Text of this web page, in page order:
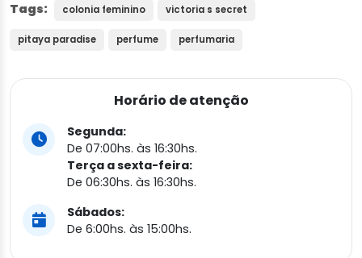
Tags: colonia feminino victoria s secret
pitaya paradise perfume perfumaria
Horário de atenção
Segunda:
De 07:00hs. às 16:30hs.
Terça a sexta-feira:
De 06:30hs. às 16:30hs.
Sábados:
De 6:00hs. às 15:00hs.